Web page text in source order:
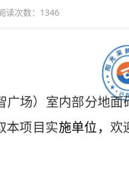
读次数： 1346
场）室内部分地面
本项目实施单位， 欢